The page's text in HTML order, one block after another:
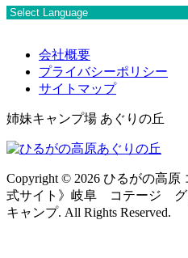
会社概要
プライバシーポリシー
サイトマップ
姉妹キャンプ場 あぐりの丘
Copyright © 2026 ひるがの高原
式サイト》岐阜 コテージ
キャンプ. All Rights Reserved.